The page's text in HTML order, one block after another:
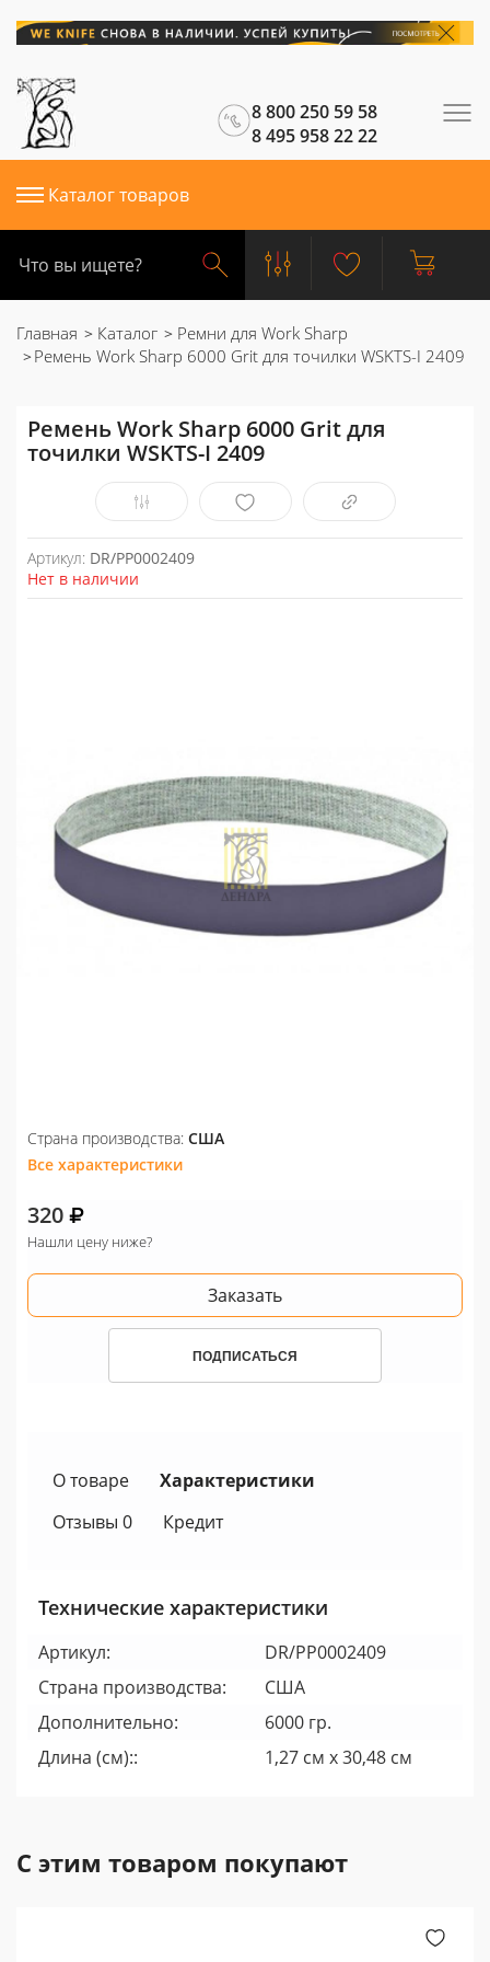
8 800 250 59 58
8 495 958 22 22
Каталог товаров
Главная Каталог
Ремни для Work Sharp
Ремень Work Sharp 6000 Grit для точилки WSKTS-I 2409
Ремень Work Sharp 6000 Grit для
точилки WSKTS-I 2409
Артикул: DR/PP0002409
Нет в наличии
Страна производства: США
Все характеристики
320
Нашли цену ниже?
Заказать
ПОДПИСАТЬСЯ
О товаре
Характеристики
Отзывы 0
Кредит
Технические характеристики
Артикул:
DR/PP0002409
Страна производства:
США
Дополнительно:
6000 гр.
Длина (см)::
1,27 см х 30,48 см
С этим товаром покупают